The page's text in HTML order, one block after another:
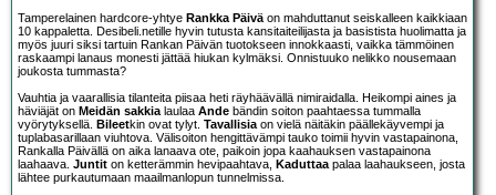
Tamperelainen hardcore-yhtye Rankka Päivä on mahduttanut seiskalleen kaikkiaan
10 kappaletta. Desibeli.netille hyvin tutusta kansitaiteilijasta ja basistista huolimatta ja
myös juuri siksi tartuin Rankan Päivän tuotokseen innokkaasti, vaikka tämmöinen
raskaampi lanaus monesti jättää hiukan kylmäksi. Onnistuuko nelikko nousemaan
joukosta tummasta?
Vauhtia ja vaarallisia tilanteita piisaa heti räyhäävällä nimiraidalla. Heikompi aines ja
häviäjät on Meidän sakkia laulaa Ande bändin soiton paahtaessa tummalla
vyörytyksellä. Bileetkin ovat tylyt. Tavallisia on vielä näitäkin päällekäyvempi ja
tuplabasarillaan viuhtova. Välisoiton hengittävämpi tauko toimii hyvin vastapainona,
Rankalla Päivällä on aika lanaava ote, paikoin jopa kaahauksen vastapainona
laahaava. Juntit on ketterämmin hevipaahtava, Kaduttaa palaa laahaukseen, josta
lähtee purkautumaan maailmanlopun tunnelmissa.